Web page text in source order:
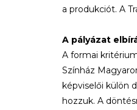
a produkciót. A
A pályázat
A formai
Színház
képviselői külön
hozzuk. A